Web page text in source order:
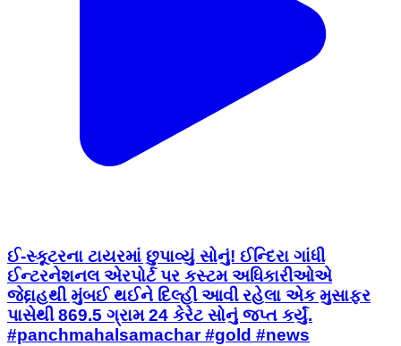
ઈ-સ્કૂટરના ટાયરમાં છુપાવ્યું સોનું! ઈન્દિરા ગાંધી
ઈન્ટરનેશનલ એરપોર્ટ પર કસ્ટમ અધિકારીઓએ
જેદ્દાહથી મુંબઈ થઈને દિલ્હી આવી રહેલા એક મુસાફર
પાસેથી 869.5 ગ્રામ 24 કેરેટ સોનું જપ્ત કર્યું.
#panchmahalsamachar #gold #news